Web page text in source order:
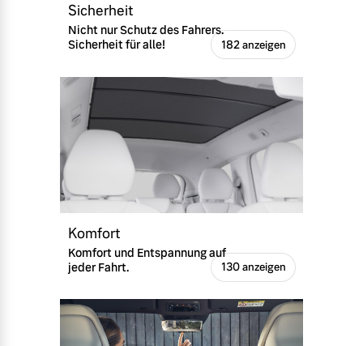
Sicherheit
Nicht nur Schutz des Fahrers.
Sicherheit für alle!
182 anzeigen
Komfort
Komfort und Entspannung auf
jeder Fahrt.
130 anzeigen